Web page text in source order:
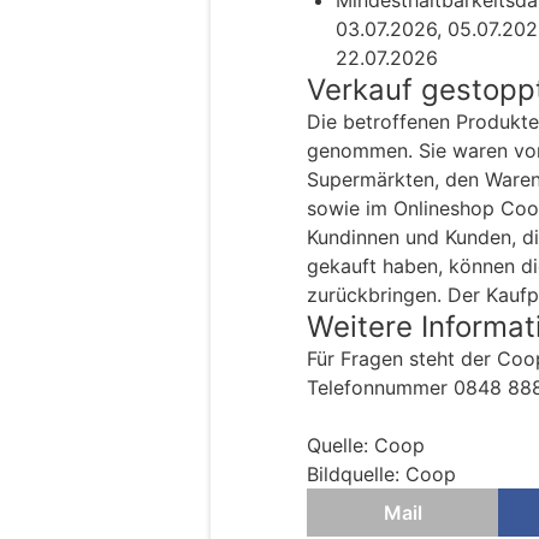
03.07.2026,
22.07.2026
Verkauf
Die betroffenen
genommen. Sie waren
Supermärkten, den
sowie im Onlineshop
Kundinnen und Kunden,
gekauft haben, können
zurückbringen. Der
Weitere
Für Fragen steht der
Telefonnummer 0848
Quelle: Coop
Bildquelle: Coop
Mail